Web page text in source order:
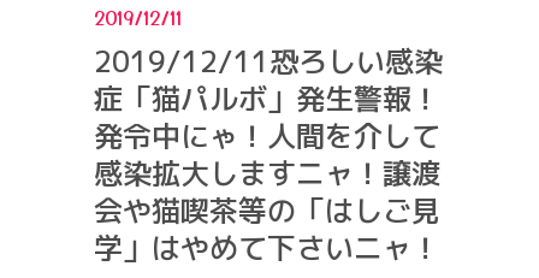
2019/12/11
2019/12/11恐ろしい感染
症「猫パルボ」発生警報！
発令中にゃ！人間を介して
感染拡大しますニャ！譲渡
会や猫喫茶等の「はしご見
学」はやめて下さいニャ！